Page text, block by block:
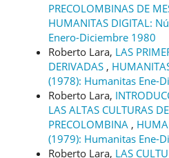
PRECOLOMBINAS DE
HUMANITAS DIGITAL:
Enero-Diciembre 1980
Roberto Lara, LAS
DERIVADAS ,
(1978): Humanitas Ene-
Roberto Lara,
LAS ALTAS CULTURAS
PRECOLOMBINA ,
(1979): Humanitas Ene-
Roberto Lara, LAS